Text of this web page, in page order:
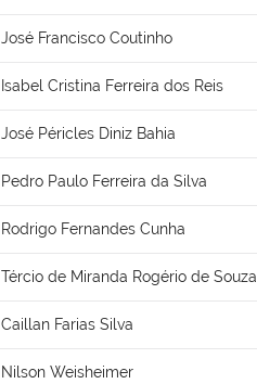
José Francisco Coutinho
Isabel Cristina Ferreira dos Reis
José Péricles Diniz Bahia
Pedro Paulo Ferreira da Silva
Rodrigo Fernandes Cunha
Tércio de Miranda Rogério de Souza
Caillan Farias Silva
Nilson Weisheimer